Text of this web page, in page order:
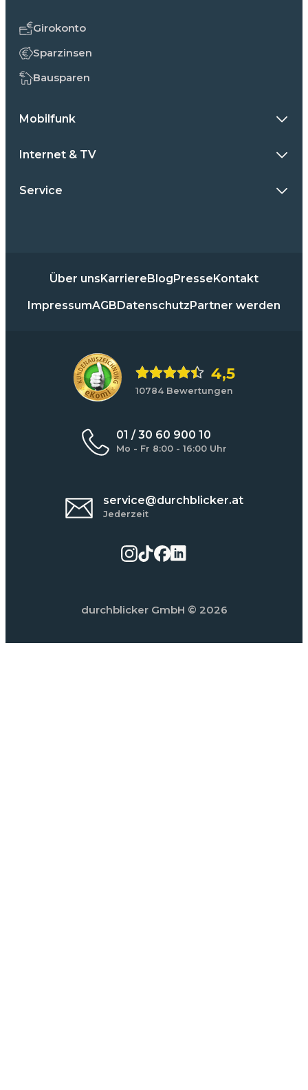
Girokonto
Sparzinsen
Bausparen
Mobilfunk
Internet & TV
Service
Über unsKarriereBlogPresseKontakt
ImpressumAGBDatenschutzPartner werden
4,5
10784 Bewertungen
01 / 30 60 900 10
Mo - Fr 8:00 - 16:00 Uhr
service@durchblicker.at
Jederzeit
durchblicker GmbH © 2026